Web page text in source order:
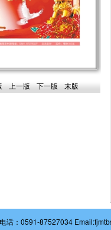
上一版 下一版 末版
话：0591-87527034